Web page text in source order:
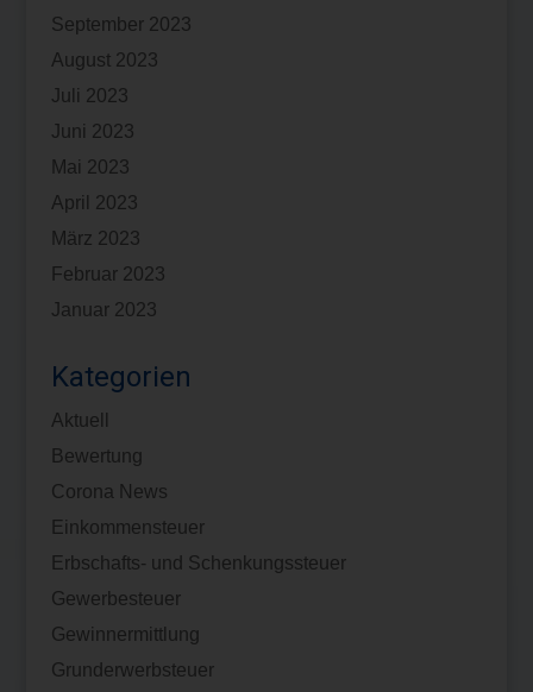
September 2023
August 2023
Juli 2023
Juni 2023
Mai 2023
April 2023
März 2023
Februar 2023
Januar 2023
Kategorien
Aktuell
Bewertung
Corona News
Einkommensteuer
Erbschafts- und Schenkungssteuer
Gewerbesteuer
Gewinnermittlung
Grunderwerbsteuer